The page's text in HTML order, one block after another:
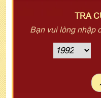
TRA
Bạn vui lòng nhập